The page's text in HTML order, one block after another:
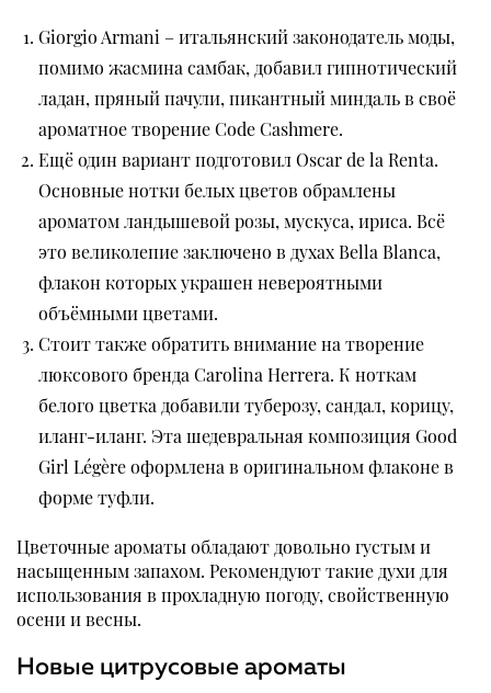
Giorgio Armani – итальянский законодатель моды,
помимо жасмина самбак, добавил гипнотический
ладан, пряный пачули, пикантный миндаль в своё
ароматное творение Code Cashmere.
Ещё один вариант подготовил Oscar de la Renta.
Основные нотки белых цветов обрамлены
ароматом ландышевой розы, мускуса, ириса. Всё
это великолепие заключено в духах Bella Blanca,
флакон которых украшен невероятными
объёмными цветами.
Стоит также обратить внимание на творение
люксового бренда Carolina Herrera. К ноткам
белого цветка добавили туберозу, сандал, корицу,
иланг-иланг. Эта шедевральная композиция Good
Girl Légère оформлена в оригинальном флаконе в
форме туфли.
Цветочные ароматы обладают довольно густым и
насыщенным запахом. Рекомендуют такие духи для
использования в прохладную погоду, свойственную
осени и весны.
Новые цитрусовые ароматы